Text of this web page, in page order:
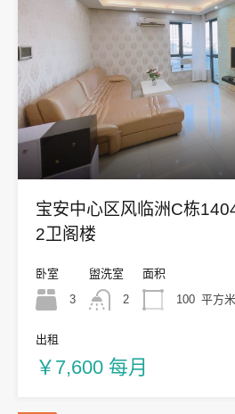
宝安中心区风临洲C栋
2卫阁楼
卧室
3
盥洗室
2
面积
100 平方米
出租
￥7,600 每月